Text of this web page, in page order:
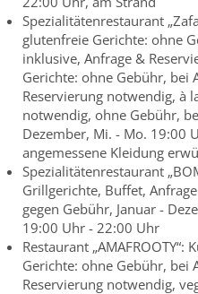
Spezialitätenrestaurant
glutenfreie Gerichte: ohne
inklusive, Anfrage &
Gerichte: ohne Gebühr, bei
Reservierung notwendig, à
notwendig, ohne Gebühr,
Dezember, Mi. - Mo. 19:00
angemessene Kleidung
Spezialitätenrestaurant
Grillgerichte, Buffet,
gegen Gebühr, Januar -
19:00 Uhr - 22:00 Uhr
Restaurant
Gerichte: ohne Gebühr, bei
Reservierung notwendig,